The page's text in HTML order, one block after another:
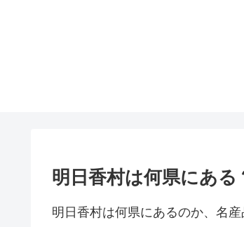
明日香村は何県にある
明日香村は何県にあるのか、名